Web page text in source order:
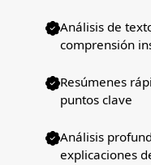
Análisis de
comprensión
Resúmenes
puntos clave
Análisis
explicaciones